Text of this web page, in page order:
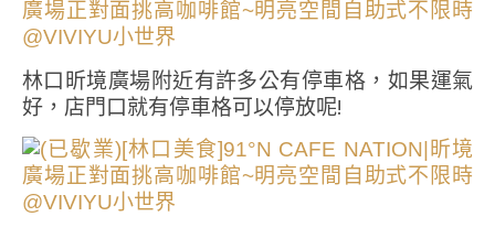
林口昕境廣場附近有許多公有停車格，如果運氣
好，店門口就有停車格可以停放呢!